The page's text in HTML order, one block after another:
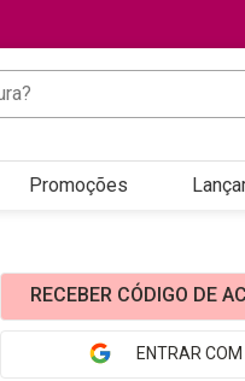
Promoções
RECEBER CÓDIGO DE
ENTRAR COM